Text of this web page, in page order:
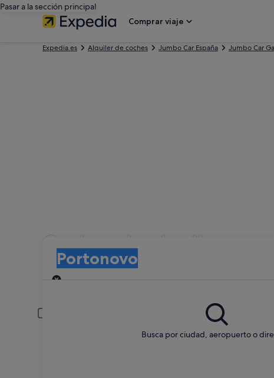
Pasar a la sección principal
Comprar viaje
Expedia.es Alquiler de coches Jumbo Car España Jumbo Car
Coches de alquiler
Busca por ciudad, aeropuerto o
Portonovo
Recogida
Conductor menor de 30 años o mayor de 70
Es posible que los conductores jóvenes o los mayores deban pagar un